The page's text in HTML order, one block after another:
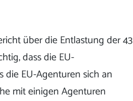
über die Entlastung der 43
dass die EU-
die EU-Agenturen sich an
mit einigen Agenturen